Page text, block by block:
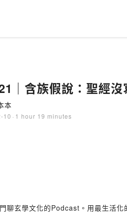
本
10 · 1 hour 19 minutes
聊玄學文化的Podcast。用最生活